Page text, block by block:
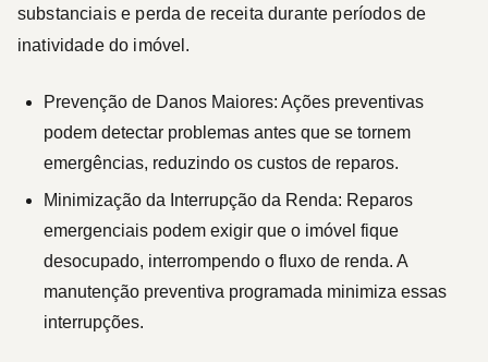
substanciais e perda de receita durante períodos de
inatividade do imóvel.
Prevenção de Danos Maiores: Ações preventivas
podem detectar problemas antes que se tornem
emergências, reduzindo os custos de reparos.
Minimização da Interrupção da Renda: Reparos
emergenciais podem exigir que o imóvel fique
desocupado, interrompendo o fluxo de renda. A
manutenção preventiva programada minimiza essas
interrupções.